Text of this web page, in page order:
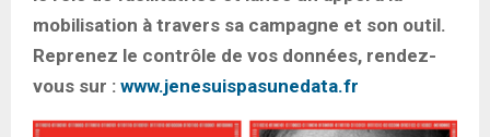
mobilisation à travers sa campagne et son outil.
Reprenez le contrôle de vos données, rendez-
vous sur : www.jenesuispasunedata.fr